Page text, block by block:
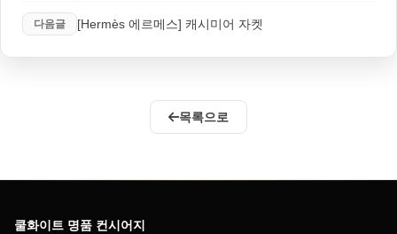
다음글 [Hermès 에르메스] 캐시미어 자켓
목록으로
쿨화이트 명품 컨시어지